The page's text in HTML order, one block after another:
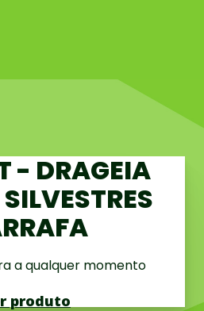
- DRAGEIA
a qualquer momento
produto